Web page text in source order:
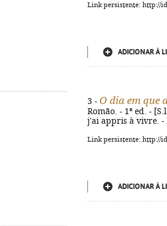
Link persistente: http://
ADICIONAR À
3 - O dia em que
Romão. - 1ª ed. -
j'ai appris à vivre. -
Link persistente: http://
ADICIONAR À